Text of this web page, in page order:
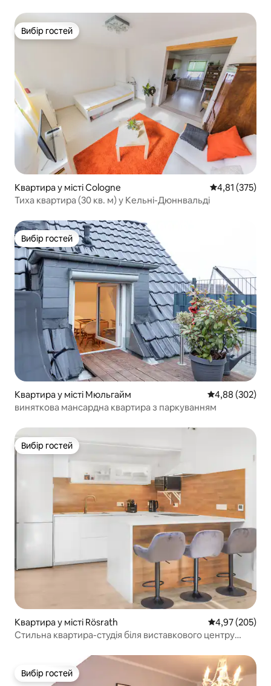
Вибір гостей
Вибір гостей
Квартира у місті Cologne Середня
4,81 (375)
Тиха квартира (30 кв. м) у Кельні-Дюннвальді
Вибір гостей
Вибір гостей
Квартира у місті Мюльгайм Середня
4,88 (302)
виняткова мансардна квартира з паркуванням
Вибір гостей
Вибір гостей
Квартира у місті Rösrath Середня
4,97 (205)
Стильна квартира-студія біля виставкового центру
Вибір гостей
Вибір гостей